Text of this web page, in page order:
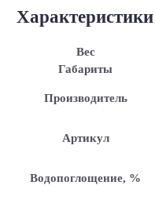
Характеристики
Вес
Габариты
Производитель
Артикул
Водопоглощение, %